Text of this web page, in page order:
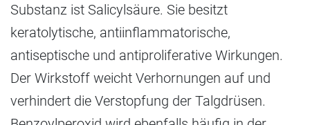
Substanz ist Salicylsäure. Sie besitzt
keratolytische, antiinflammatorische,
antiseptische und antiproliferative Wirkungen.
Der Wirkstoff weicht Verhornungen auf und
verhindert die Verstopfung der Talgdrüsen.